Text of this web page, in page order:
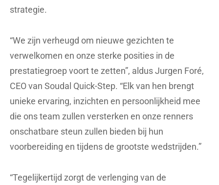
strategie.
“We zijn verheugd om nieuwe gezichten te
verwelkomen en onze sterke posities in de
prestatiegroep voort te zetten”, aldus Jurgen Foré,
CEO van Soudal Quick-Step. “Elk van hen brengt
unieke ervaring, inzichten en persoonlijkheid mee
die ons team zullen versterken en onze renners
onschatbare steun zullen bieden bij hun
voorbereiding en tijdens de grootste wedstrijden.”
“Tegelijkertijd zorgt de verlenging van de